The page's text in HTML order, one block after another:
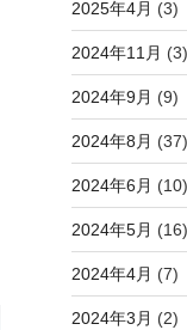
2025年4月 (3)
2024年11月 (3)
2024年9月 (9)
2024年8月 (37)
2024年6月 (10)
2024年5月 (16)
2024年4月 (7)
2024年3月 (2)